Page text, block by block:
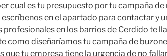
cual es tu presupuesto por tu campaña de
escríbenos en el apartado para contactar y
profesionales en los barrios de Cerdido te
como diseñaríamos tu campaña de
que tu empresa tiene la urgencia de no